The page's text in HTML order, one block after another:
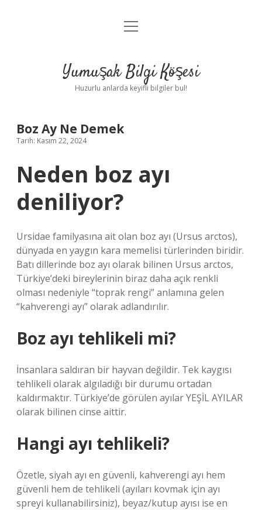
Anasayfa
Yasal Uyarı
menüyü
Yumuşak Bilgi Köşesi
Huzurlu anlarda keyifli bilgiler bul!
Boz Ay Ne Demek
Tarih: Kasım 22, 2024
Neden boz ayı
deniliyor?
Ursidae familyasına ait olan boz ayı (Ursus arctos),
dünyada en yaygın kara memelisi türlerinden biridir.
Batı dillerinde boz ayı olarak bilinen Ursus arctos,
Türkiye’deki bireylerinin biraz daha açık renkli
olması nedeniyle “toprak rengi” anlamına gelen
“kahverengi ayı” olarak adlandırılır.
Boz ayı tehlikeli mi?
İnsanlara saldıran bir hayvan değildir. Tek kaygısı
tehlikeli olarak algıladığı bir durumu ortadan
kaldırmaktır. Türkiye’de görülen ayılar YEŞİL AYILAR
olarak bilinen cinse aittir.
Hangi ayı tehlikeli?
Özetle, siyah ayı en güvenli, kahverengi ayı hem
güvenli hem de tehlikeli (ayıları kovmak için ayı
spreyi kullanabilirsiniz), beyaz/kutup ayısı ise en